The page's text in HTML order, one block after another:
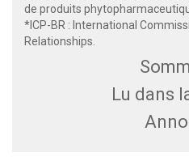
de produits
*ICP-BR : International
Relationships.
Lu dans